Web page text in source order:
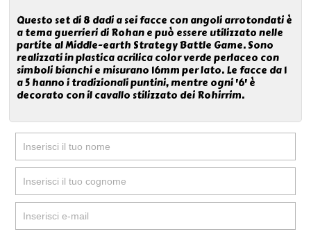
Questo set di 8 dadi a sei facce con angoli arrotondati è
a tema guerrieri di Rohan e può essere utilizzato nelle
partite al Middle-earth Strategy Battle Game. Sono
realizzati in plastica acrilica color verde perlaceo con
simboli bianchi e misurano 16mm per lato. Le facce da 1
a 5 hanno i tradizionali puntini, mentre ogni '6' è
decorato con il cavallo stilizzato dei Rohirrim.